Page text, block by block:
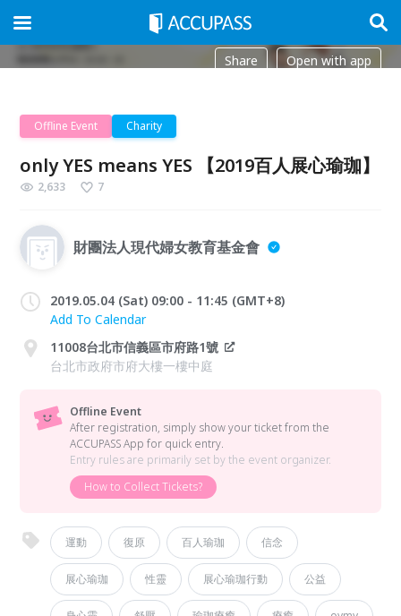
Share Open with app
Offline Event Charity
only YES means YES 【2019百人展心瑜珈】
2,633 7
財團法人現代婦女教育基金會
2019.05.04 (Sat) 09:00 - 11:45 (GMT+8)
Add To Calendar
11008台北市信義區市府路1號
台北市政府市府大樓一樓中庭
Offline Event
After registration, simply show your ticket from the
ACCUPASS App for quick entry.
Entry rules are primarily set by the event organizer.
How to Collect Tickets?
運動 復原 百人瑜珈 信念
展心瑜珈 性靈 展心瑜珈行動 公益